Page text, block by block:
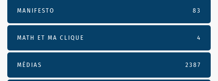
MANIFESTO 83
MATH ET MA CLIQUE 4
MÉDIAS 2387